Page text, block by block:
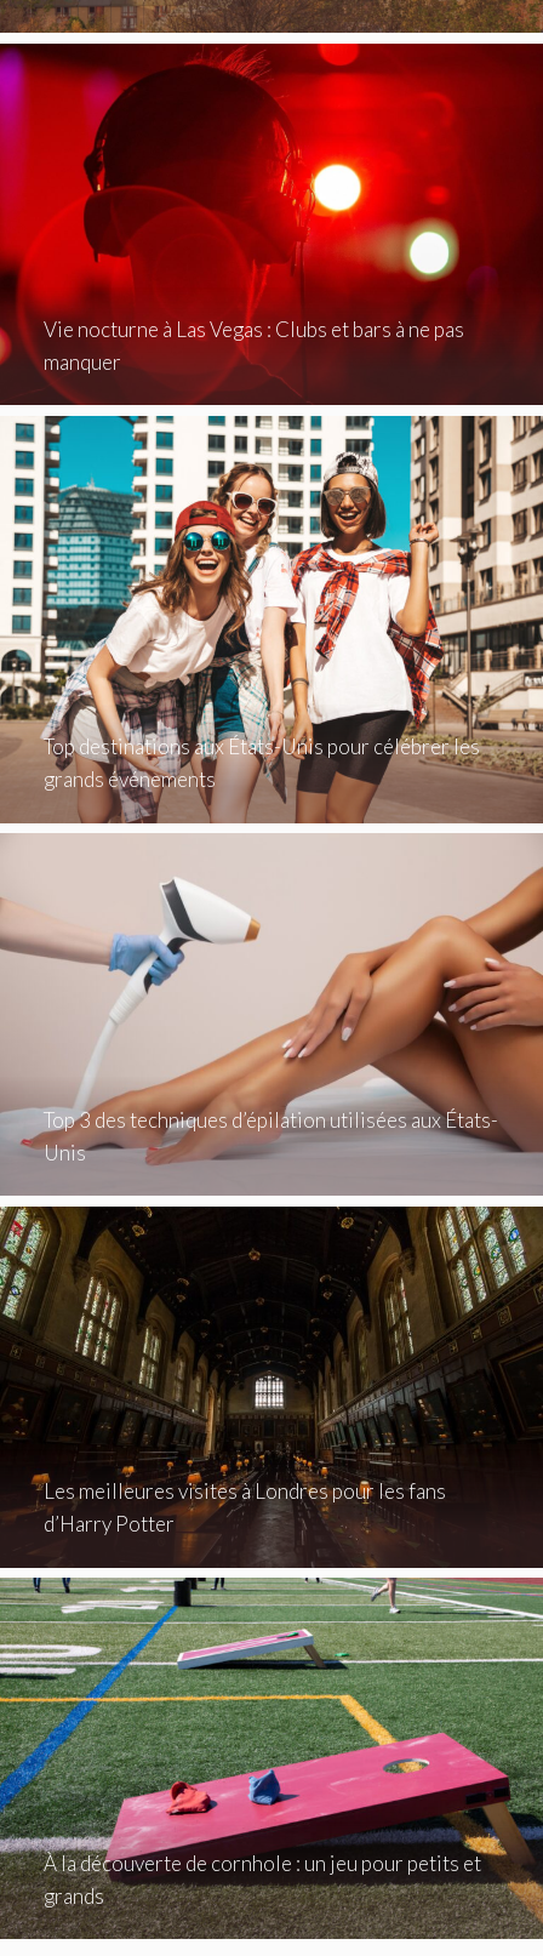
Vie nocturne à Las Vegas : Clubs et bars à ne pas
manquer
Top destinations aux États-Unis pour célébrer les
grands événements
Top 3 des techniques d’épilation utilisées aux États-
Unis
Les meilleures visites à Londres pour les fans
d’Harry Potter
À la découverte de cornhole : un jeu pour petits et
grands